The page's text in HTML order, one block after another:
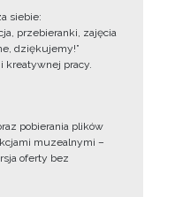
siebie:
przebieranki, zajęcia
dziękujemy!”
kreatywnej pracy.
pobierania plików
muzealnymi –
oferty bez